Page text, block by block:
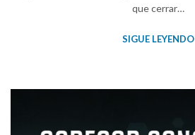
que cerrar…
SIGUE LEYENDO